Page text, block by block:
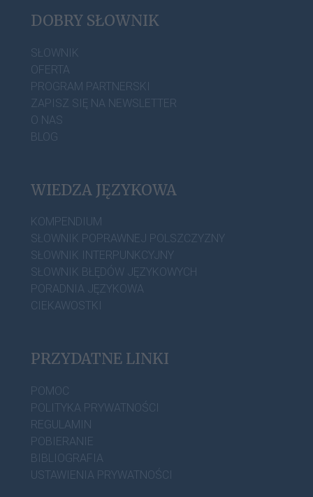
DOBRY SŁOWNIK
SŁOWNIK
OFERTA
PROGRAM PARTNERSKI
ZAPISZ SIĘ NA NEWSLETTER
O NAS
BLOG
WIEDZA JĘZYKOWA
KOMPENDIUM
SŁOWNIK POPRAWNEJ POLSZCZYZNY
SŁOWNIK INTERPUNKCYJNY
SŁOWNIK BŁĘDÓW JĘZYKOWYCH
PORADNIA JĘZYKOWA
CIEKAWOSTKI
PRZYDATNE LINKI
POMOC
POLITYKA PRYWATNOŚCI
REGULAMIN
POBIERANIE
BIBLIOGRAFIA
USTAWIENIA PRYWATNOŚCI